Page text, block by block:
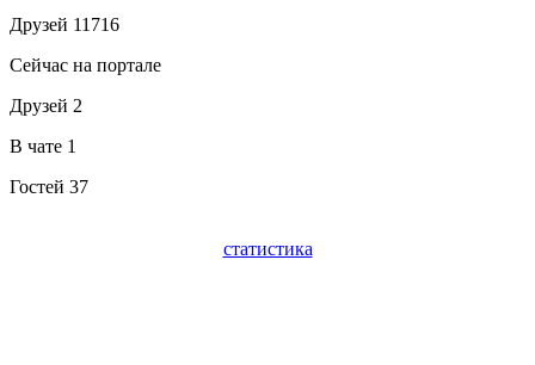
Друзей 11716
Сейчас на портале
Друзей 2
В чате 1
Гостей 37
статистика